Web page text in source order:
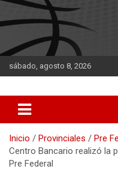
Saltar
al
contenido
sábado, agosto 8, 2026
DATA
Inicio Provinciales
Pre
Centro Bancario realizó la
Pre Federal